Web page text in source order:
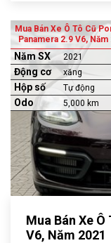
Mua Bán Xe Ô Tô Cũ
Panamera 2.9 V6, Năm
Năm SX 2021
Động cơ xăng
Hộp số Tự động
Odo 5,000 km
Mua Bán Xe
V6, Năm 2021